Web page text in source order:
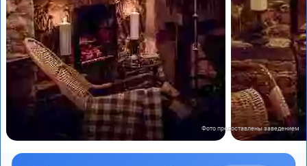
Фото предоставлены заведением